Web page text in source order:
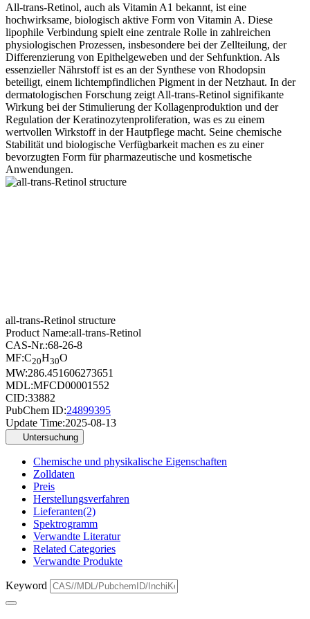
All-trans-Retinol, auch als Vitamin A1 bekannt, ist eine
hochwirksame, biologisch aktive Form von Vitamin A. Diese
lipophile Verbindung spielt eine zentrale Rolle in zahlreichen
physiologischen Prozessen, insbesondere bei der Zellteilung, der
Differenzierung von Epithelgeweben und der Sehfunktion. Als
essenzieller Nährstoff ist es an der Synthese von Rhodopsin
beteiligt, einem lichtempfindlichen Pigment in der Netzhaut. In der
dermatologischen Forschung zeigt All-trans-Retinol signifikante
Wirkung bei der Stimulierung der Kollagenproduktion und der
Regulation der Keratinozytenproliferation, was es zu einem
wertvollen Wirkstoff in der Hautpflege macht. Seine chemische
Stabilität und biologische Verfügbarkeit machen es zu einer
bevorzugten Form für pharmazeutische und kosmetische
Anwendungen.
all-trans-Retinol structure
Product Name:all-trans-Retinol
CAS-Nr.:68-26-8
MF:C20H30O
MW:286.451606273651
MDL:MFCD00001552
CID:33882
PubChem ID:24899395
Update Time:2025-08-13
Untersuchung
Chemische und physikalische Eigenschaften
Zolldaten
Preis
Herstellungsverfahren
Lieferanten(2)
Spektrogramm
Verwandte Literatur
Related Categories
Verwandte Produkte
Keyword